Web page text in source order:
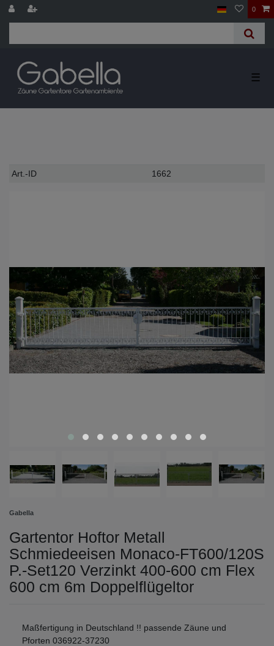
0
☰
Technisches
Wert
Art.-ID 1662
Gabella
Gartentor Hoftor Metall
Schmiedeeisen Monaco-FT600/120S
P.-Set120 Verzinkt 400-600 cm Flex
600 cm 6m Doppelflügeltor
Maßfertigung in Deutschland !! passende Zäune und
Pforten 036922-37230